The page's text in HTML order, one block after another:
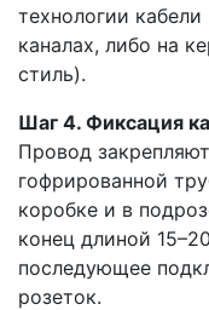
технологии
каналах, либо на
стиль).
Шаг 4. Фиксация
Провод
гофрированной
коробке и в
конец длиной
последующее
розеток.